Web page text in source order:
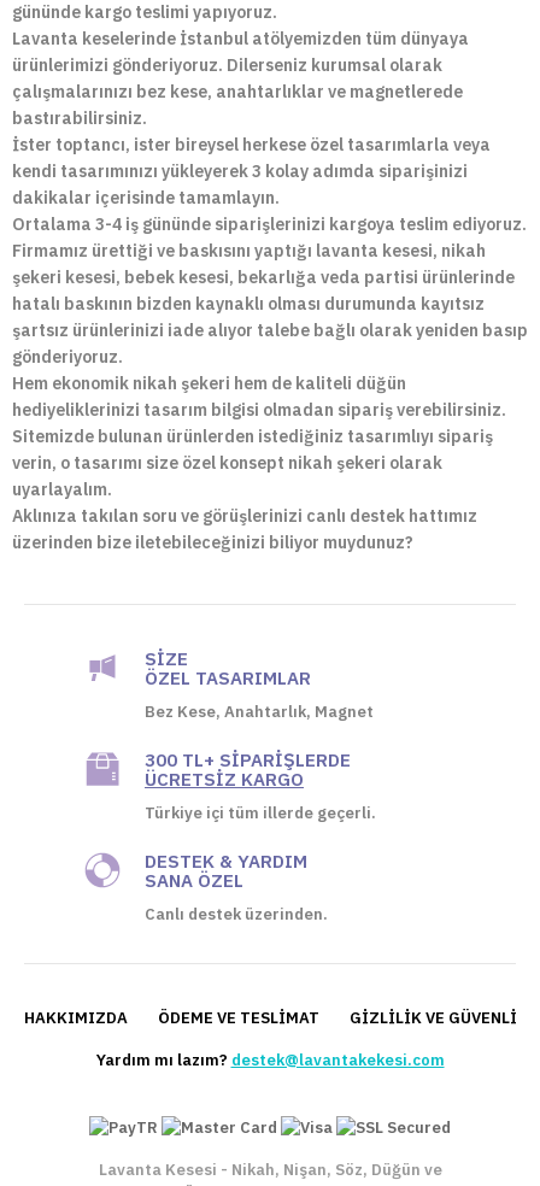
gününde kargo teslimi yapıyoruz.
Lavanta keselerinde İstanbul atölyemizden tüm dünyaya
ürünlerimizi gönderiyoruz. Dilerseniz kurumsal olarak
çalışmalarınızı bez kese, anahtarlıklar ve magnetlerede
bastırabilirsiniz.
İster toptancı, ister bireysel herkese özel tasarımlarla veya
kendi tasarımınızı yükleyerek 3 kolay adımda siparişinizi
dakikalar içerisinde tamamlayın.
Ortalama 3-4 iş gününde siparişlerinizi kargoya teslim ediyoruz.
Firmamız ürettiği ve baskısını yaptığı lavanta kesesi, nikah
şekeri kesesi, bebek kesesi, bekarlığa veda partisi ürünlerinde
hatalı baskının bizden kaynaklı olması durumunda kayıtsız
şartsız ürünlerinizi iade alıyor talebe bağlı olarak yeniden basıp
gönderiyoruz.
Hem ekonomik nikah şekeri hem de kaliteli düğün
hediyeliklerinizi tasarım bilgisi olmadan sipariş verebilirsiniz.
Sitemizde bulunan ürünlerden istediğiniz tasarımlıyı sipariş
verin, o tasarımı size özel konsept nikah şekeri olarak
uyarlayalım.
Aklınıza takılan soru ve görüşlerinizi canlı destek hattımız
üzerinden bize iletebileceğinizi biliyor muydunuz?
SIZE
ÖZEL TASARIMLAR
Bez Kese, Anahtarlık, Magnet
300 TL+ SIPARIŞLERDE
ÜCRETSIZ KARGO
Türkiye içi tüm illerde geçerli.
DESTEK & YARDIM
SANA ÖZEL
Canlı destek üzerinden.
HAKKIMIZDA ÖDEME VE TESLIMAT GIZLILIK VE GÜVENLIK
Yardım mı lazım? destek@lavantakekesi.com
Lavanta Kesesi - Nikah, Nişan, Söz, Düğün ve